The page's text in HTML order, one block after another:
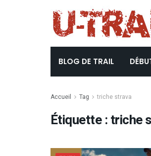
BLOG DE TRAIL
Accueil Tag triche strava
Étiquette :triche